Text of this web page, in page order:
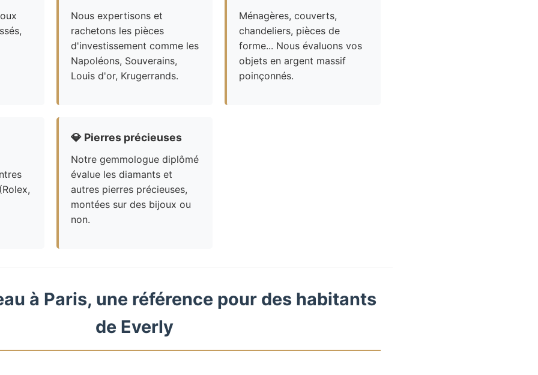
Nous expertisons et
rachetons les pièces
d'investissement comme les
Napoléons, Souverains,
Louis d'or, Krugerrands.
Ménagères, couverts,
chandeliers, pièces de
forme... Nous évaluons vos
objets en argent massif
poinçonnés.
💎 Pierres précieuses
Notre gemmologue diplômé
évalue les diamants et
autres pierres précieuses,
montées sur des bijoux ou
non.
à Paris, une référence pour des habitants
de Everly